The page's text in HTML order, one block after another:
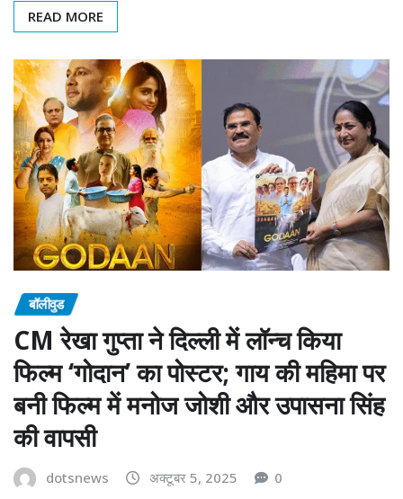
READ MORE
बॉलीवुड
CM रेखा गुप्ता ने दिल्ली में लॉन्च किया
फिल्म ‘गोदान’ का पोस्टर; गाय की महिमा पर
बनी फिल्म में मनोज जोशी और उपासना सिंह
की वापसी
dotsnews अक्टूबर 5, 2025 0